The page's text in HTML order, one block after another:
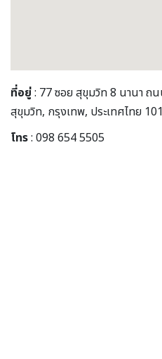
ที่อยู่: 77 ซอย สุขุมวิท 8 นานา ถ
สุขุมวิท, กรุงเทพ, ประเทศไทย
โทร: 098 654 5505